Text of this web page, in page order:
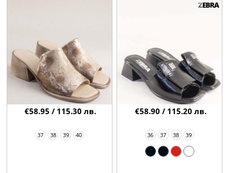
37 38 39 40
€58.95 / 115.30 лв.
36 37 38 39
€58.90 / 115.20 лв.